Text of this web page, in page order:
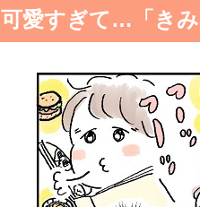
可愛すぎて…「きみ